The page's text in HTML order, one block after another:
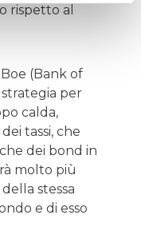
rispetto al
(Bank of
per
calda,
tassi, che
dei bond in
molto più
stessa
e di esso